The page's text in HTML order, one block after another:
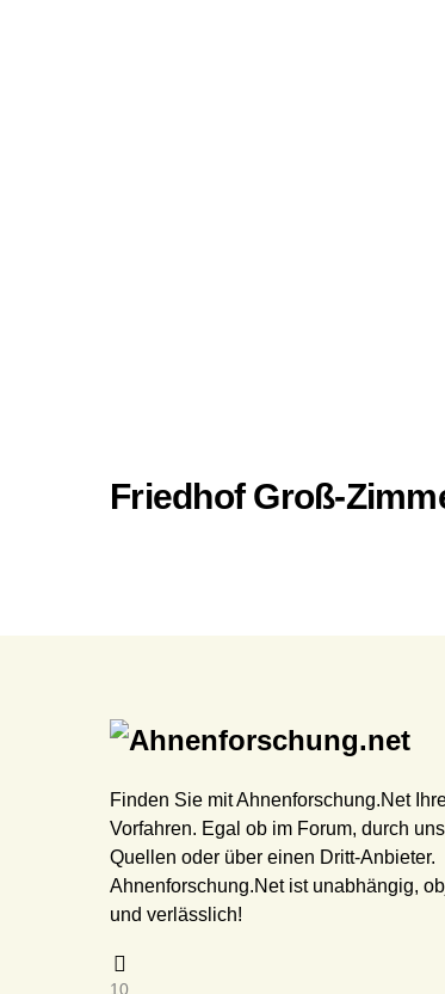
Friedhof Groß-
Finden Sie mit Ahnenforschung.Net
Vorfahren. Egal ob im Forum, durch
Quellen oder über einen Dritt-Anbieter.
Ahnenforschung.Net ist unabhängig,
und verlässlich!
10